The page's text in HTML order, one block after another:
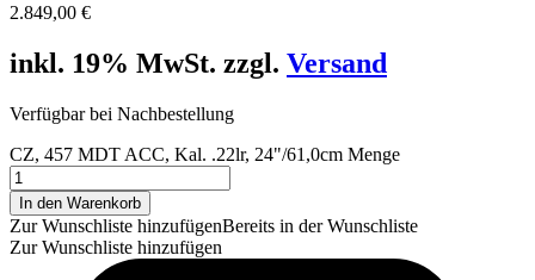
2.849,00 €
inkl. 19% MwSt. zzgl. Versand
Verfügbar bei Nachbestellung
CZ, 457 MDT ACC, Kal. .22lr, 24"/61,0cm Menge
In den Warenkorb
Zur Wunschliste hinzufügenBereits in der Wunschliste
Zur Wunschliste hinzufügen